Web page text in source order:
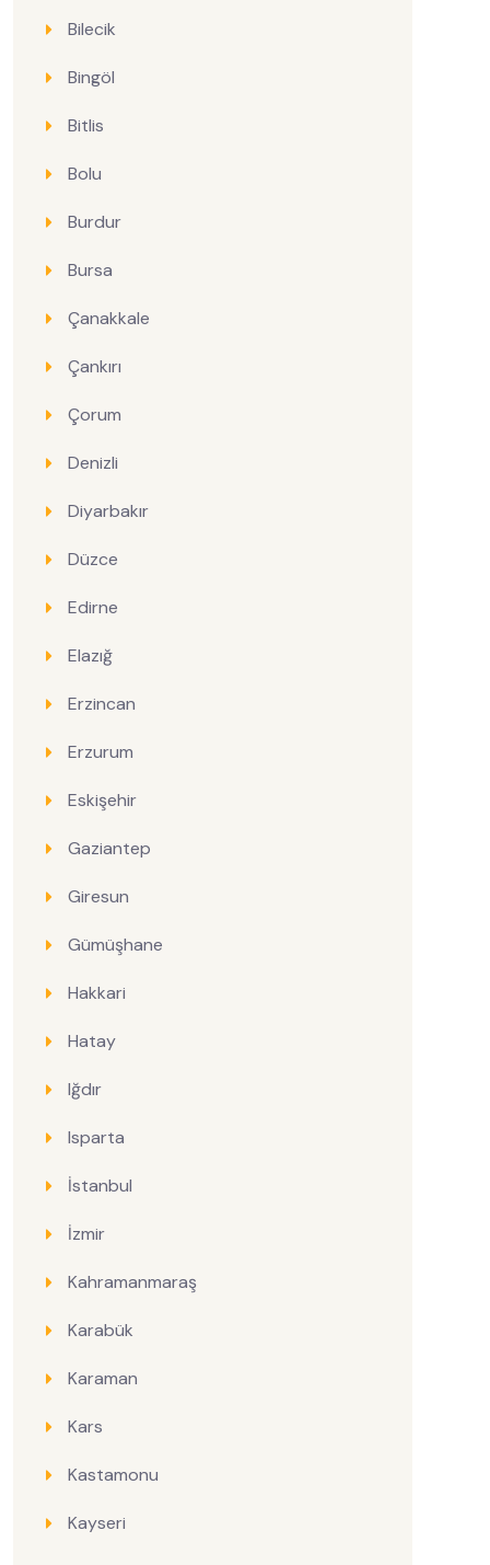
Bilecik
Bingöl
Bitlis
Bolu
Burdur
Bursa
Çanakkale
Çankırı
Çorum
Denizli
Diyarbakır
Düzce
Edirne
Elazığ
Erzincan
Erzurum
Eskişehir
Gaziantep
Giresun
Gümüşhane
Hakkari
Hatay
Iğdır
Isparta
İstanbul
İzmir
Kahramanmaraş
Karabük
Karaman
Kars
Kastamonu
Kayseri